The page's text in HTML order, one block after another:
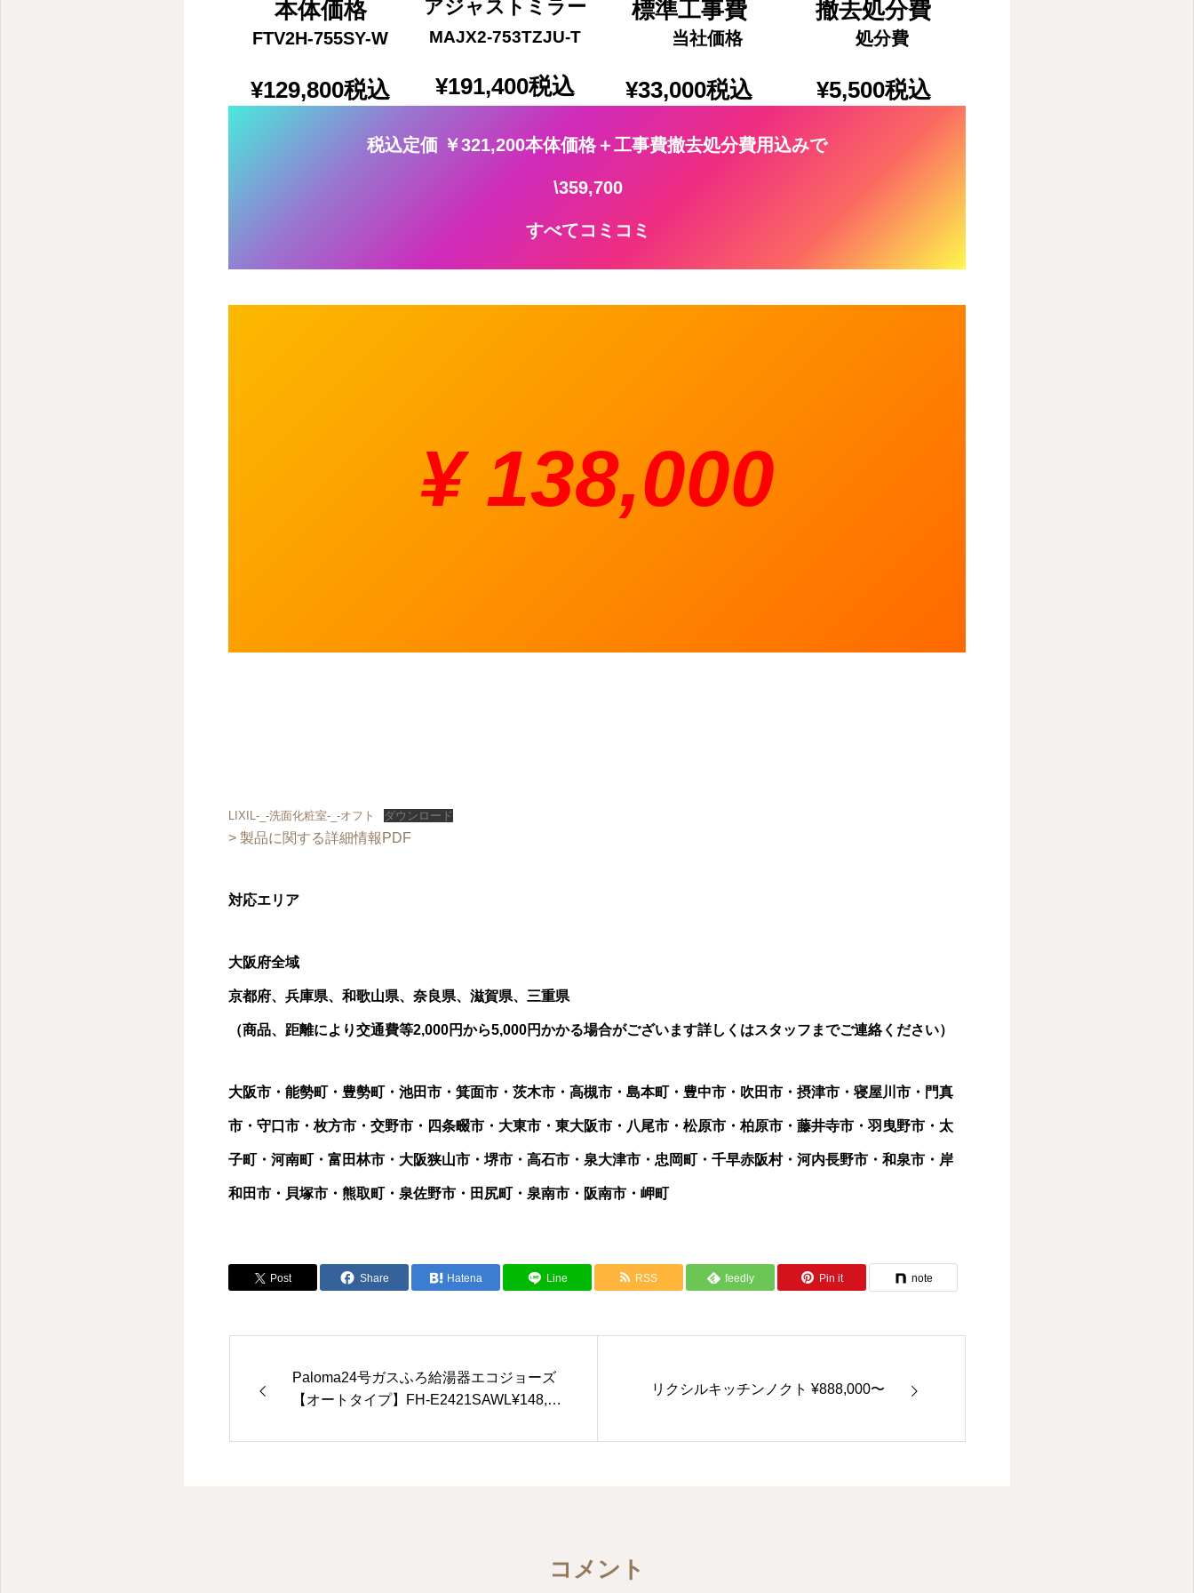
本体価格 アジャストミラー 標準工事費 撤去処分費
FTV2H-755SY-W
¥129,800税込
MAJX2-753TZJU-T
¥191,400税込
当社価格
¥33,000税込
処分費
¥5,500税込
税込定価 ￥321,200本体価格＋工事費撤去処分費用込みで
\359,700
すべてコミコミ
¥ 138,000
LIXIL-_-洗面化粧室-_-オフト ダウンロード
> 製品に関する詳細情報PDF
対応エリア
大阪府全域
京都府、兵庫県、和歌山県、奈良県、滋賀県、三重県
（商品、距離により交通費等2,000円から5,000円かかる場合がございます詳しくはスタッフまでご連絡ください）
大阪市・能勢町・豊勢町・池田市・箕面市・茨木市・高槻市・島本町・豊中市・吹田市・摂津市・寝屋川市・門真
市・守口市・枚方市・交野市・四条畷市・大東市・東大阪市・八尾市・松原市・柏原市・藤井寺市・羽曳野市・太
子町・河南町・富田林市・大阪狭山市・堺市・高石市・泉大津市・忠岡町・千早赤阪村・河内長野市・和泉市・岸
和田市・貝塚市・熊取町・泉佐野市・田尻町・泉南市・阪南市・岬町
Post Share Hatena Line RSS feedly Pin it note
Paloma24号ガスふろ給湯器エコジョーズ
【オートタイプ】FH-E2421SAWL¥148,0
リクシルキッチンノクト ¥888,000〜
コメント